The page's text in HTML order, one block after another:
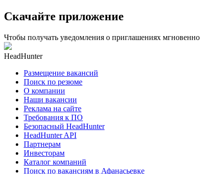
Скачайте приложение
Чтобы получать уведомления о приглашениях мгновенно
HeadHunter
Размещение вакансий
Поиск по резюме
О компании
Наши вакансии
Реклама на сайте
Требования к ПО
Безопасный HeadHunter
HeadHunter API
Партнерам
Инвесторам
Каталог компаний
Поиск по вакансиям в Афанасьевке